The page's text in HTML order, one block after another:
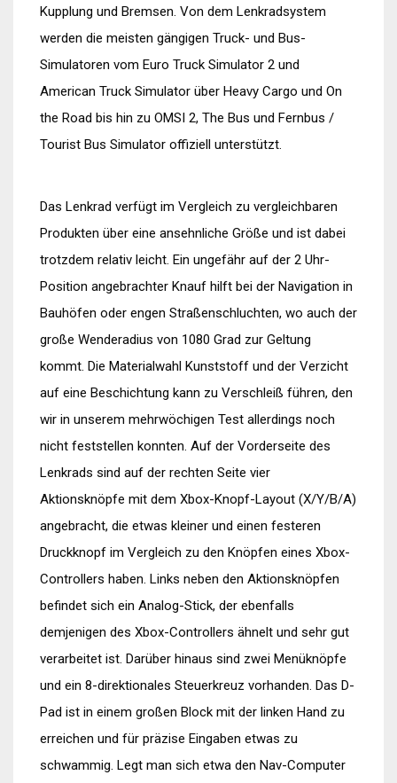
Kupplung und Bremsen. Von dem Lenkradsystem
werden die meisten gängigen Truck- und Bus-
Simulatoren vom Euro Truck Simulator 2 und
American Truck Simulator über Heavy Cargo und On
the Road bis hin zu OMSI 2, The Bus und Fernbus /
Tourist Bus Simulator offiziell unterstützt.
Das Lenkrad verfügt im Vergleich zu vergleichbaren
Produkten über eine ansehnliche Größe und ist dabei
trotzdem relativ leicht. Ein ungefähr auf der 2 Uhr-
Position angebrachter Knauf hilft bei der Navigation in
Bauhöfen oder engen Straßenschluchten, wo auch der
große Wenderadius von 1080 Grad zur Geltung
kommt. Die Materialwahl Kunststoff und der Verzicht
auf eine Beschichtung kann zu Verschleiß führen, den
wir in unserem mehrwöchigen Test allerdings noch
nicht feststellen konnten. Auf der Vorderseite des
Lenkrads sind auf der rechten Seite vier
Aktionsknöpfe mit dem Xbox-Knopf-Layout (X/Y/B/A)
angebracht, die etwas kleiner und einen festeren
Druckknopf im Vergleich zu den Knöpfen eines Xbox-
Controllers haben. Links neben den Aktionsknöpfen
befindet sich ein Analog-Stick, der ebenfalls
demjenigen des Xbox-Controllers ähnelt und sehr gut
verarbeitet ist. Darüber hinaus sind zwei Menüknöpfe
und ein 8-direktionales Steuerkreuz vorhanden. Das D-
Pad ist in einem großen Block mit der linken Hand zu
erreichen und für präzise Eingaben etwas zu
schwammig. Legt man sich etwa den Nav-Computer